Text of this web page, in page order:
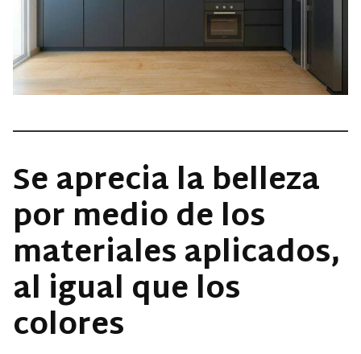
Se aprecia la belleza
por medio de los
materiales aplicados,
al igual que los
colores